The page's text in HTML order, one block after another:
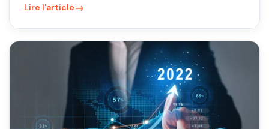
Lire l'article→